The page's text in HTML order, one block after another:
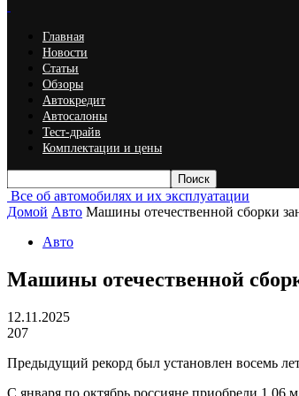
Главная
Новости
Статьи
Обзоры
Автокредит
Автосалоны
Тест-драйв
Комплектации и цены
Все об автомобилях и их эксплуатации
Домой Авто Машины отечественной сборки
Авто
Машины отечественной
12.11.2025
207
Предыдущий рекорд был установлен восемь
С января по октябрь россияне приобрели